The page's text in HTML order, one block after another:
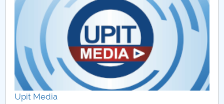
Parteneri de practică
Ghid de studii
Upit Media